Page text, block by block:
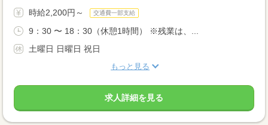
時給2,200円～ 交通費一部支給
9：30 〜 18：30（休憩1時間） ※残業は、...
土曜日 日曜日 祝日
もっと見る
求人詳細を見る